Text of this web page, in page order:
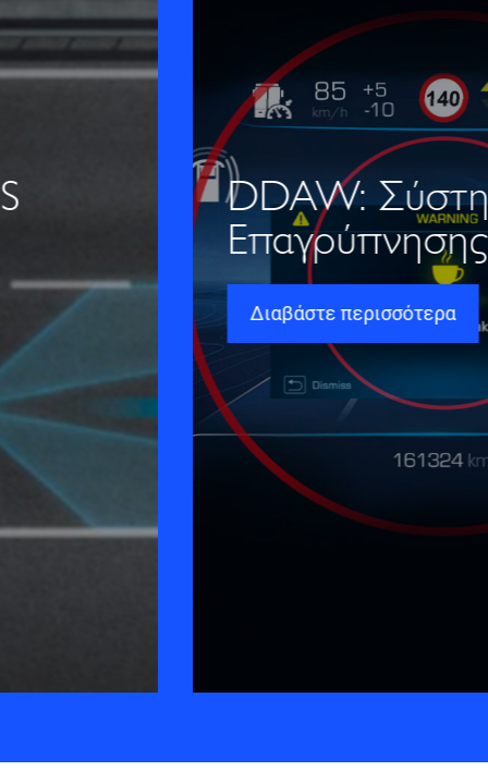
DDAW: Σύστημα
Επαγρύπνησης Οδηγού
Διαβάστε περισσότερα